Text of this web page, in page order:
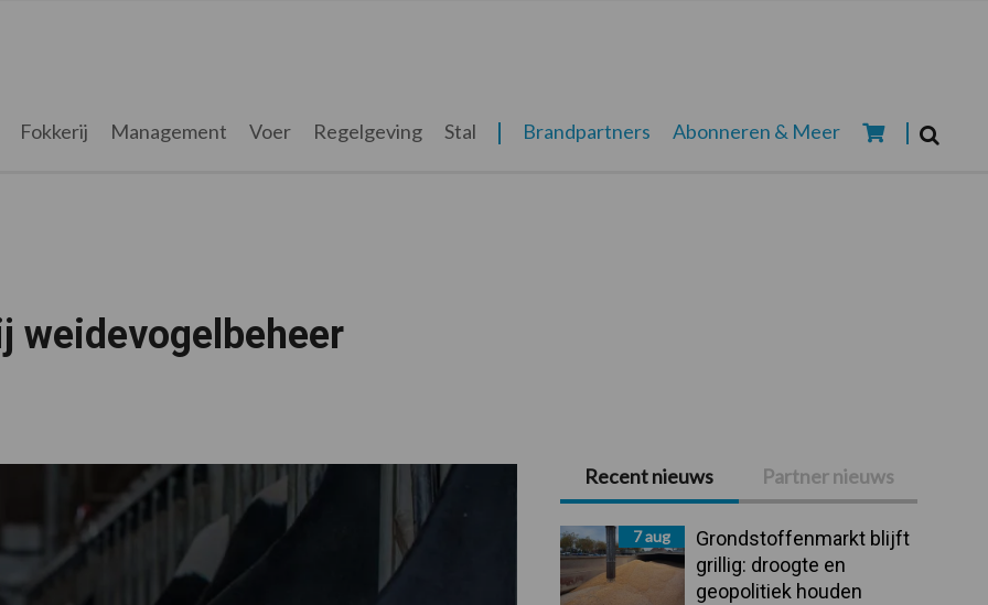
Fokkerij Management Voer Regelgeving Stal Brandpartners Abonneren & Meer
weidevogelbeheer
Primaire
Sidebar
Recent nieuws Partner nieuws
7 aug
Grondstoffenmarkt blijft
grillig: droogte en
geopolitiek houden